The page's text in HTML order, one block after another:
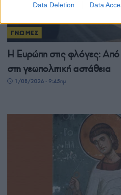
Data Deletion Data
ΓΝΩΜΕΣ
Η Ευρώπη στις φλόγες: Από
στη γεωπολιτική αστάθεια
1/08/2026 - 9:45πμ